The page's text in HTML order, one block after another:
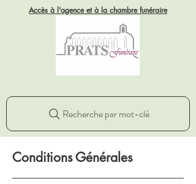
Accès à l'agence et à la chambre funéraire
Recherche par mot-clé
Conditions Générales